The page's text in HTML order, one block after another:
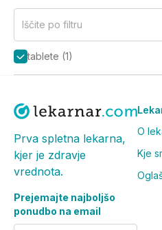
Iščite po filtru
tablete (1)
Prva spletna lekarna,
kjer je zdravje
vrednota.
Prejemajte najboljšo
ponudbo na email
O
Kje